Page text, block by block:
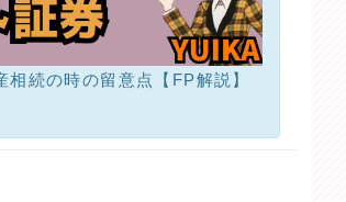
続の時の留意点【FP解説】